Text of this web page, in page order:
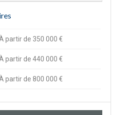
partir de 350 000 €
partir de 440 000 €
partir de 800 000 €